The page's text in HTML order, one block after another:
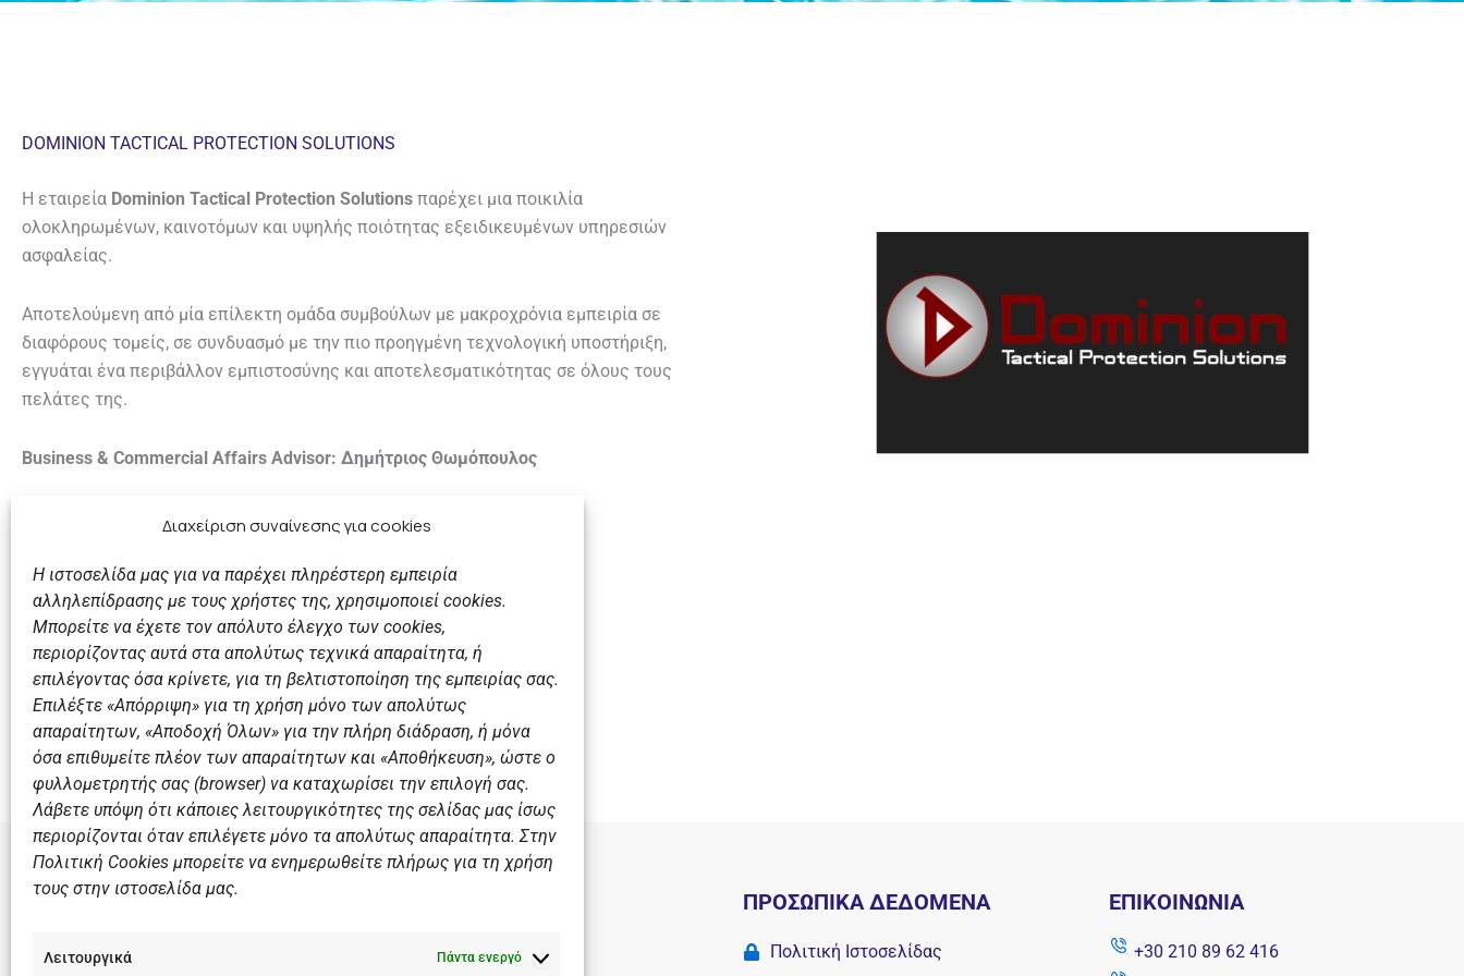
Διαχείριση συναίνεσης για cookies
Η ιστοσελίδα μας για να παρέχει πληρέστερη εμπειρία
αλληλεπίδρασης με τους χρήστες της, χρησιμοποιεί cookies.
Μπορείτε να έχετε τον απόλυτο έλεγχο των cookies,
περιορίζοντας αυτά στα απολύτως τεχνικά απαραίτητα, ή
επιλέγοντας όσα κρίνετε, για τη βελτιστοποίηση της εμπειρίας σας.
Επιλέξτε «Απόρριψη» για τη χρήση μόνο των απολύτως
απαραίτητων, «Αποδοχή Όλων» για την πλήρη διάδραση, ή μόνα
όσα επιθυμείτε πλέον των απαραίτητων και «Αποθήκευση», ώστε ο
φυλλομετρητής σας (browser) να καταχωρίσει την επιλογή σας.
Λάβετε υπόψη ότι κάποιες λειτουργικότητες της σελίδας μας ίσως
περιορίζονται όταν επιλέγετε μόνο τα απολύτως απαραίτητα. Στην
Πολιτική Cookies μπορείτε να ενημερωθείτε πλήρως για τη χρήση
τους στην ιστοσελίδα μας.
Λειτουργικά Πάντα ενεργό
DOMINION TACTICAL PROTECTION SOLUTIONS
Η εταιρεία Dominion Tactical Protection Solutions παρέχει μια ποικιλία
ολοκληρωμένων, καινοτόμων και υψηλής ποιότητας εξειδικευμένων υπηρεσιών
ασφαλείας.
Αποτελούμενη από μία επίλεκτη ομάδα συμβούλων με μακροχρόνια εμπειρία σε
διαφόρους τομείς, σε συνδυασμό με την πιο προηγμένη τεχνολογική υποστήριξη,
εγγυάται ένα περιβάλλον εμπιστοσύνης και αποτελεσματικότητας σε όλους τους
πελάτες της.
Business & Commercial Affairs Advisor: Δημήτριος Θωμόπουλος
Member-to-Member Loyalty: 20% έκπτωση στα μέλη του Ν.Ο.Β.
Στοιχεία Επικοινωνίας
Website:dominiontps.com
Τηλ. +302294057137 / +306997191240
E-mail:d.thomopoulos@dominiontps.com
Επιστροφή
Αθλητικές σχολές
ΠΡΟΣΩΠΙΚΑ ΔΕΔΟΜΕΝΑ
Πολιτική Ιστοσελίδας
ΕΠΙΚΟΙΝΩΝΊΑ
+30 210 89 62 416